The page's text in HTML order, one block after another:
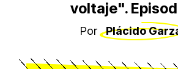
voltaje".
Por Plácido